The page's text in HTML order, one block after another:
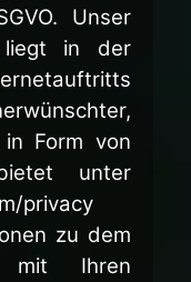
Unser
liegt in der
Form von
unter
privacy
zu dem
mit Ihren